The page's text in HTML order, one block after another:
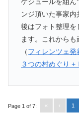
ンジ頂いた事家
後はフォト整理
ます。これからも
（フィレンツェ
３つの村めぐり
Page 1 of 7: « ‹ 1